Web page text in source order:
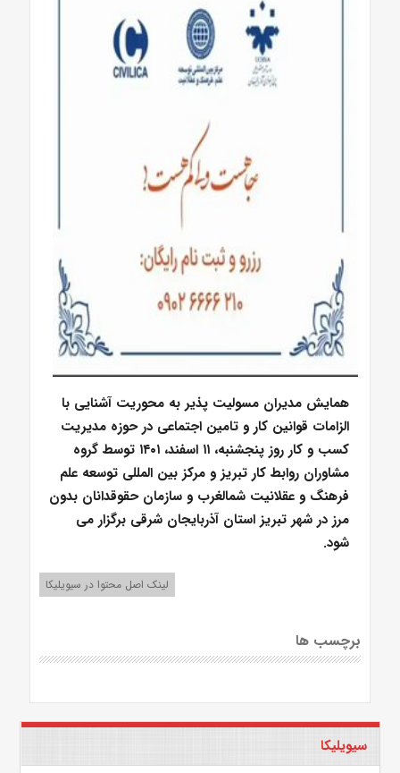
همایش مدیران مسولیت پذیر به محوریت آشنایی با
الزامات قوانین کار و تامین اجتماعی در حوزه مدیریت
کسب و کار روز پنجشنبه، ۱۱ اسفند، ۱۴۰۱ توسط گروه
مشاوران روابط کار تبریز و مرکز بین المللی توسعه علم
فرهنگ و عقلانیت شمالغرب و سازمان حقوقدانان بدون
مرز در شهر تبریز استان آذربایجان شرقی برگزار می
شود.
لینک اصل محتوا در سیویلیکا
برچسب ها
سیویلیکا